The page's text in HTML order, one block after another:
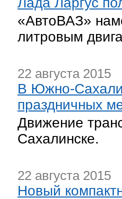
«АвтоВАЗ»
литровым
22 августа 2015
В Южно-
праздничных
Движение
Сахалинске.
22 августа 2015
Новый